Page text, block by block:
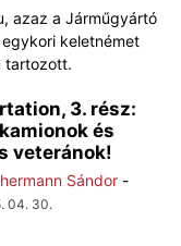
azaz a Járműgyártó
keletnémet
tartozott.
3. rész:
és
veteránok!
Sándor -
04. 30.